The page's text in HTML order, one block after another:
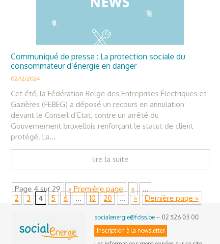
Communiqué de presse : La protection sociale du
consommateur d’énergie en danger
02/12/2024
Cet été, la Fédération Belge des Entreprises Électriques et
Gazières (FEBEG) a déposé un recours en annulation
devant le Conseil d’Etat, contre un arrêté du
Gouvernement bruxellois renforçant le statut de client
protégé. La...
lire la suite
Page 4 sur 29 « Première page «
…
2
3 4 5 6 … 10 20 … » Dernière page »
socialenergie@fdss.be – 02 526 03 00
Inscription à la newsletter